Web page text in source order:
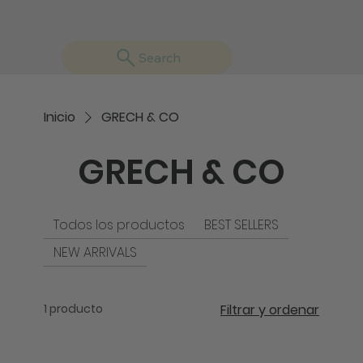
Search
Inicio GRECH & CO
GRECH & CO
Todos los productos
BEST SELLERS
NEW ARRIVALS
1 producto Filtrar y ordenar